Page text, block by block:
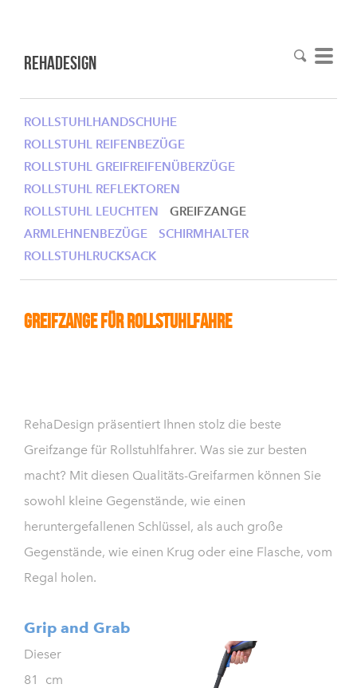
RehaDesign
ROLLSTUHLHANDSCHUHE
ROLLSTUHL REIFENBEZÜGE
ROLLSTUHL GREIFREIFENÜBERZÜGE
ROLLSTUHL REFLEKTOREN
ROLLSTUHL LEUCHTEN
GREIFZANGE
ARMLEHNENBEZÜGE
SCHIRMHALTER
ROLLSTUHLRUCKSACK
Greifzange für Rollstuhlfahre
RehaDesign präsentiert Ihnen stolz die beste
Greifzange für Rollstuhlfahrer. Was sie zur besten
macht? Mit diesen Qualitäts-Greifarmen können Sie
sowohl kleine Gegenstände, wie einen
heruntergefallenen Schlüssel, als auch große
Gegenstände, wie einen Krug oder eine Flasche, vom
Regal holen.
Grip and Grab
Dieser
81 cm